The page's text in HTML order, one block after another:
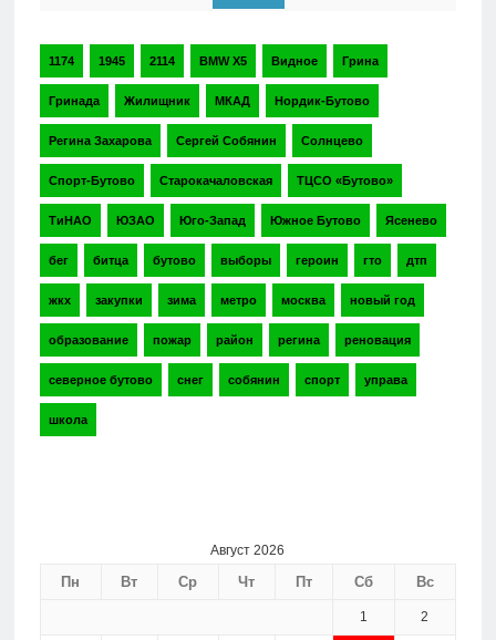
1174 1945 2114 BMW X5 Видное Грина
Гринада Жилищник МКАД Нордик-Бутово
Регина Захарова Сергей Собянин Солнцево
Спорт-Бутово Старокачаловская ТЦСО «Бутово»
ТиНАО ЮЗАО Юго-Запад Южное Бутово Ясенево
бег битца бутово выборы героин гто дтп
жкх закупки зима метро москва новый год
образование пожар район регина реновация
северное бутово снег собянин спорт управа
школа
Август 2026
Пн Вт Ср Чт Пт Сб Вс
1 2